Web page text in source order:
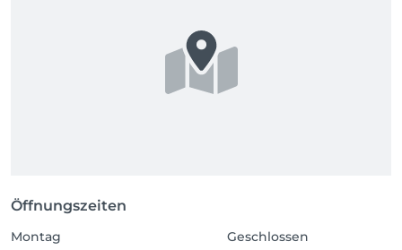
Öffnungszeiten
Montag
Geschlossen